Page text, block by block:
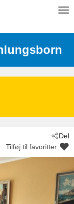
Del
Tilføj til favoritter